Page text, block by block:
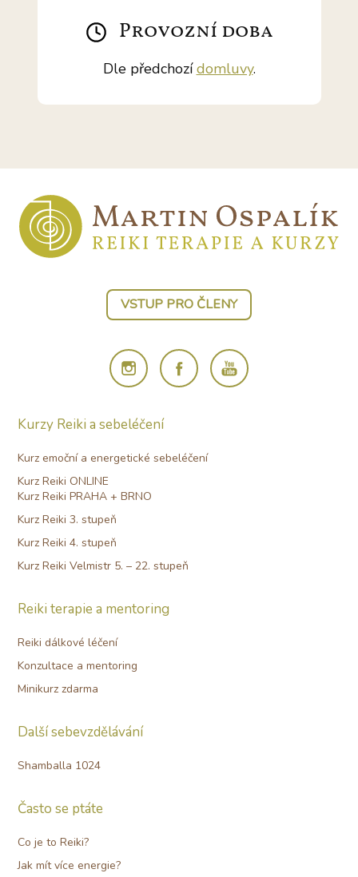
Provozní doba
Dle předchozídomluvy.
VSTUP PRO ČLENY
Kurzy Reiki a sebeléčení
Kurz emoční a energetické sebeléčení
Kurz Reiki ONLINE
Kurz Reiki PRAHA + BRNO
Kurz Reiki 3. stupeň
Kurz Reiki 4. stupeň
Kurz Reiki Velmistr 5. – 22. stupeň
Reiki terapie a mentoring
Reiki dálkové léčení
Konzultace a mentoring
Minikurz zdarma
Další sebevzdělávání
Shamballa 1024
Často se ptáte
Co je to Reiki?
Jak mít více energie?